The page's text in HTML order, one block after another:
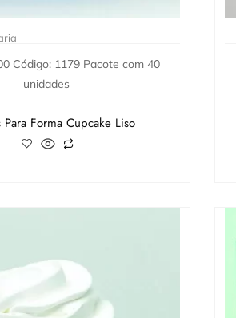
Código: 1179 Pacote com 40
unidades
Para Forma Cupcake Liso